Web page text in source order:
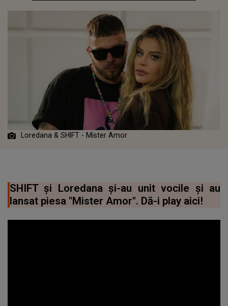
Loredana & SHIFT - Mister Amor
SHIFT și Loredana și-au unit vocile și au
lansat piesa "Mister Amor". Dă-i play aici!